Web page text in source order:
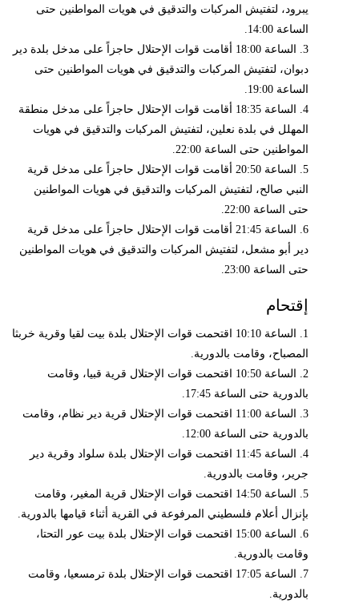
يبرود، لتفتيش المركبات والتدقيق في هويات المواطنين حتى
الساعة 14:00.
3. الساعة 18:00 أقامت قوات الإحتلال حاجزاً على مدخل بلدة دير
دبوان، لتفتيش المركبات والتدقيق في هويات المواطنين حتى
الساعة 19:00.
4. الساعة 18:35 أقامت قوات الإحتلال حاجزاً على مدخل منطقة
المهلل في بلدة نعلين، لتفتيش المركبات والتدقيق في هويات
المواطنين حتى الساعة 22:00.
5. الساعة 20:50 أقامت قوات الإحتلال حاجزاً على مدخل قرية
النبي صالح، لتفتيش المركبات والتدقيق في هويات المواطنين
حتى الساعة 22:00.
6. الساعة 21:45 أقامت قوات الإحتلال حاجزاً على مدخل قرية
دير أبو مشعل، لتفتيش المركبات والتدقيق في هويات المواطنين
حتى الساعة 23:00.
إقتحام
1. الساعة 10:10 اقتحمت قوات الإحتلال بلدة بيت لقيا وقرية خربثا
المصباح، وقامت بالدورية.
2. الساعة 10:50 اقتحمت قوات الإحتلال قرية قبيا، وقامت
بالدورية حتى الساعة 17:45.
3. الساعة 11:00 اقتحمت قوات الإحتلال قرية دير نظام، وقامت
بالدورية حتى الساعة 12:00.
4. الساعة 11:45 اقتحمت قوات الإحتلال بلدة سلواد وقرية دير
جرير، وقامت بالدورية.
5. الساعة 14:50 اقتحمت قوات الإحتلال قرية المغير، وقامت
بإنزال أعلام فلسطيني المرفوعة في القرية أثناء قيامها بالدورية.
6. الساعة 15:00 اقتحمت قوات الإحتلال بلدة بيت عور التحتا،
وقامت بالدورية.
7. الساعة 17:05 اقتحمت قوات الإحتلال بلدة ترمسعيا، وقامت
بالدورية.